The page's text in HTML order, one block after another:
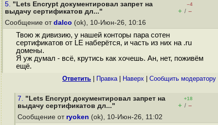
5. "Lets Encrypt документировал запрет на
выдачу сертификатов дл..."
–4
+ / –
Сообщение от dalco (ok), 10-Июн-26, 10:16
Твою ж дивизию, у нашей конторы пара сотен
сертификатов от LE наберётся, и часть из них на .ru
домены.
Я уж думал - всё, крутись как хочешь. Ан, нет, поживём
ещё.
Ответить Правка| Наверх Cообщить модератору
7. "Lets Encrypt документировал запрет на
выдачу сертификатов дл..."
+18
+ / –
Сообщение от ryoken (ok), 10-Июн-26, 11:02